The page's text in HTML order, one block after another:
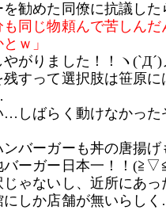
を勧めた同僚に抗議した
も同じ物頼んで苦しん
ｗ」
がりました！！ヽ(`Д´)
すって選択肢は笹原
…しばらく動けなかった
バーガーも丼の唐揚
バーガー日本一！！
ゃないし、近所にあ
にしか店舗が無いらし